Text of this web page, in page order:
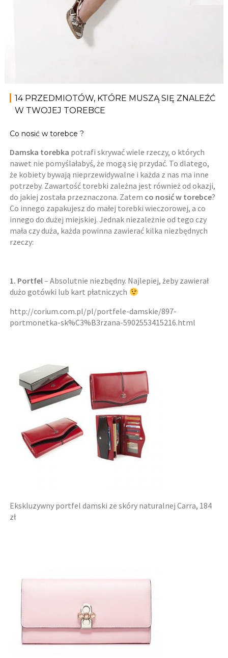
14 PRZEDMIOTÓW, KTÓRE MUSZĄ SIĘ ZNALEŹĆ
W TWOJEJ TOREBCE
Co nosić w torebce ?
Damska torebka potrafi skrywać wiele rzeczy, o których
nawet nie pomyślałabyś, że mogą się przydać. To dlatego,
że kobiety bywają nieprzewidywalne i każda z nas ma inne
potrzeby. Zawartość torebki zależna jest również od okazji,
do jakiej została przeznaczona. Zatem co nosić w torebce?
Co innego zapakujesz do małej torebki wieczorowej, a co
innego do dużej miejskiej. Jednak niezależnie od tego czy
mała czy duża, każda powinna zawierać kilka niezbędnych
rzeczy:
1. Portfel– Absolutnie niezbędny. Najlepiej, żeby zawierał
dużo gotówki lub kart płatniczych
http://corium.com.pl/pl/portfele-damskie/897-
portmonetka-sk%C3%B3rzana-5902553415216.html
Ekskluzywny portfel damski ze skóry naturalnej Carra, 184
zł